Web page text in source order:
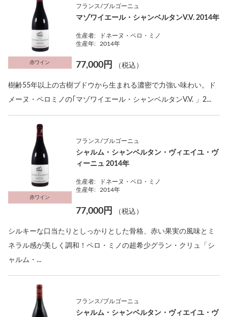
赤ワイン
フランス/ブルゴーニュ
マゾワイエール・シャンベルタンV.V. 2014年
生産者:
ドネーヌ・ペロ・ミノ
生産年:
2014年
77,000円 （税込）
樹齢55年以上の古樹ブドウから生まれる濃密で力強い味わい。ド
メーヌ・ペロミノの｢マゾワイエール・シャンベルタンV.V. 」2...
赤ワイン
フランス/ブルゴーニュ
シャルム・シャンベルタン・ヴィエイユ・ヴ
ィーニュ 2014年
生産者:
ドネーヌ・ペロ・ミノ
生産年:
2014年
77,000円 （税込）
シルキーな口当たりとしっかりとした骨格、赤い果実の風味とミ
ネラル感が美しく調和！ペロ・ミノの超希少グラン・クリュ「シ
ャルム・...
フランス/ブルゴーニュ
シャルム・シャンベルタン・ヴィエイユ・ヴ